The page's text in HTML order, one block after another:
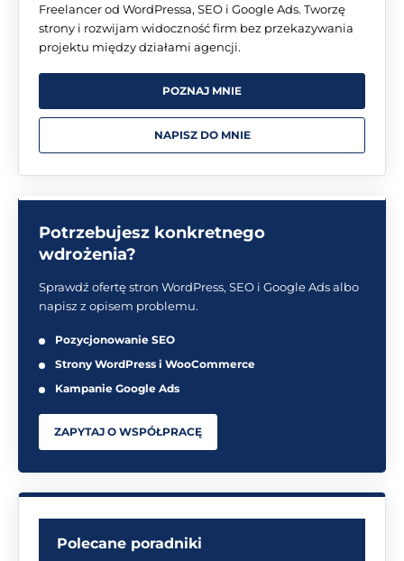
Freelancer od WordPressa, SEO i Google Ads. Tworzę
strony i rozwijam widoczność firm bez przekazywania
projektu między działami agencji.
POZNAJ MNIE
NAPISZ DO MNIE
Potrzebujesz konkretnego
wdrożenia?
Sprawdź ofertę stron WordPress, SEO i Google Ads albo
napisz z opisem problemu.
Pozycjonowanie SEO
Strony WordPress i WooCommerce
Kampanie Google Ads
ZAPYTAJ O WSPÓŁPRACĘ
Polecane poradniki